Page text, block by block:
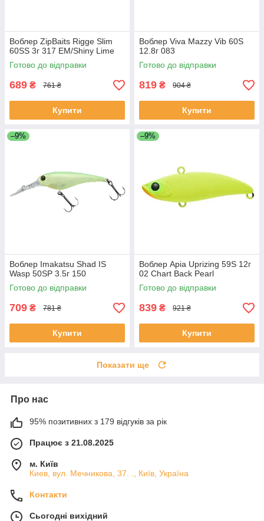
Воблер ZipBaits Rigge Slim
60SS 3г 317 EM/Shiny Lime
Готово до відправки
689 ₴ 761 ₴
Купити
Воблер Viva Mazzy Vib 60S
12.8г 083
Готово до відправки
819 ₴ 904 ₴
Купити
–9%
Воблер Imakatsu Shad IS
Wasp 50SP 3.5г 150
Готово до відправки
709 ₴ 781 ₴
Купити
–9%
Воблер Apia Uprizing 59S 12г
02 Chart Back Pearl
Готово до відправки
839 ₴ 921 ₴
Купити
Показати ще
Про нас
95% позитивних з 179 відгуків за рік
Працює з 21.08.2025
м. Київ
Киев, вул. Мечникова, 37. ., Київ, Україна
Контакти
Сьогодні вихідний